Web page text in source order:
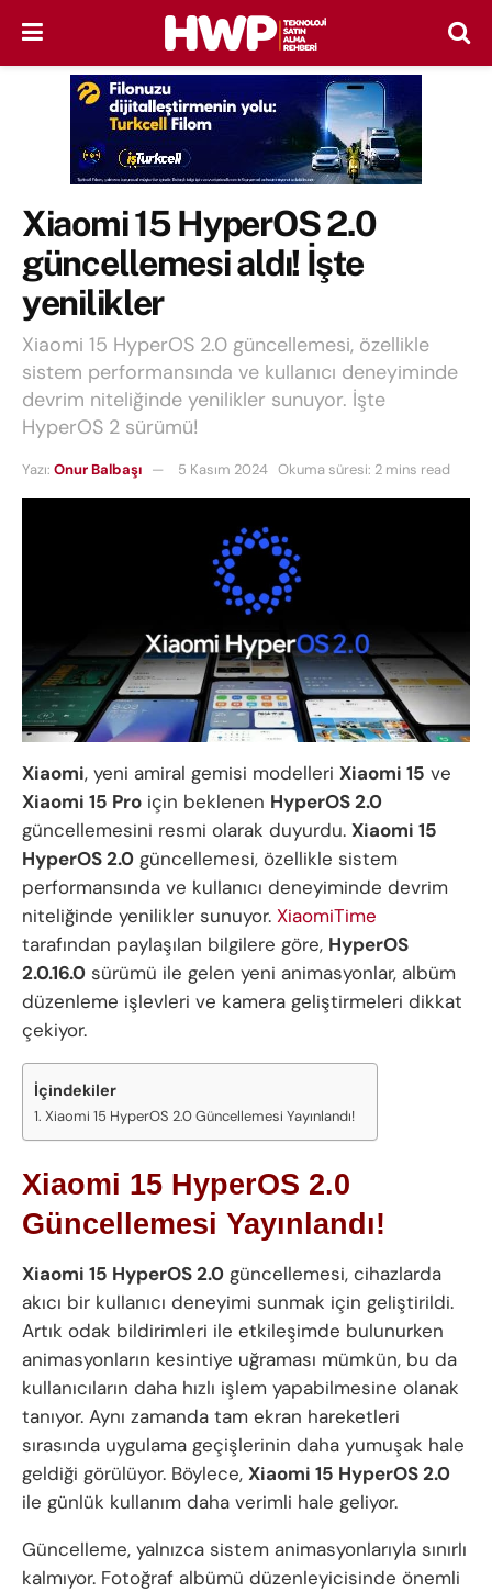
Xiaomi 15 HyperOS 2.0
güncellemesi aldı! İşte
yenilikler
Xiaomi 15 HyperOS 2.0 güncellemesi, özellikle
sistem performansında ve kullanıcı deneyiminde
devrim niteliğinde yenilikler sunuyor. İşte
HyperOS 2 sürümü!
Yazı: Onur Balbaşı 5 Kasım 2024 Okuma süresi: 2 mins read
Xiaomi, yeni amiral gemisi modelleri Xiaomi 15 ve
Xiaomi 15 Pro için beklenen HyperOS 2.0
güncellemesini resmi olarak duyurdu. Xiaomi 15
HyperOS 2.0 güncellemesi, özellikle sistem
performansında ve kullanıcı deneyiminde devrim
niteliğinde yenilikler sunuyor. XiaomiTime
tarafından paylaşılan bilgilere göre, HyperOS
2.0.16.0 sürümü ile gelen yeni animasyonlar, albüm
düzenleme işlevleri ve kamera geliştirmeleri dikkat
çekiyor.
İçindekiler
Xiaomi 15 HyperOS 2.0 Güncellemesi Yayınlandı!
Xiaomi 15 HyperOS 2.0
Güncellemesi Yayınlandı!
Xiaomi 15 HyperOS 2.0 güncellemesi, cihazlarda
akıcı bir kullanıcı deneyimi sunmak için geliştirildi.
Artık odak bildirimleri ile etkileşimde bulunurken
animasyonların kesintiye uğraması mümkün, bu da
kullanıcıların daha hızlı işlem yapabilmesine olanak
tanıyor. Aynı zamanda tam ekran hareketleri
sırasında uygulama geçişlerinin daha yumuşak hale
geldiği görülüyor. Böylece, Xiaomi 15 HyperOS 2.0
ile günlük kullanım daha verimli hale geliyor.
Güncelleme, yalnızca sistem animasyonlarıyla sınırlı
kalmıyor. Fotoğraf albümü düzenleyicisinde önemli